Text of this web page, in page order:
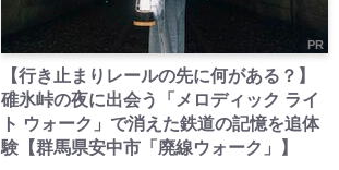
PR
【行き止まりレールの先に何がある？】
碓氷峠の夜に出会う「メロディック ライ
ト ウォーク」で消えた鉄道の記憶を追体
験【群馬県安中市「廃線ウォーク」】